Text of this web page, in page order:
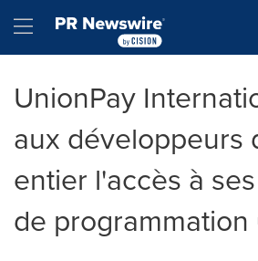
Hamburger menu
UnionPay
aux développeurs
entier l'accès à
de programmation